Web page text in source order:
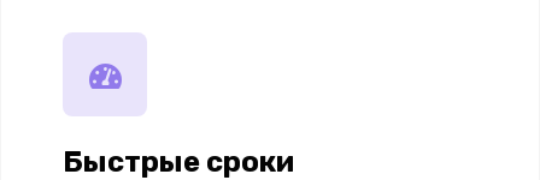
Быстрые сроки